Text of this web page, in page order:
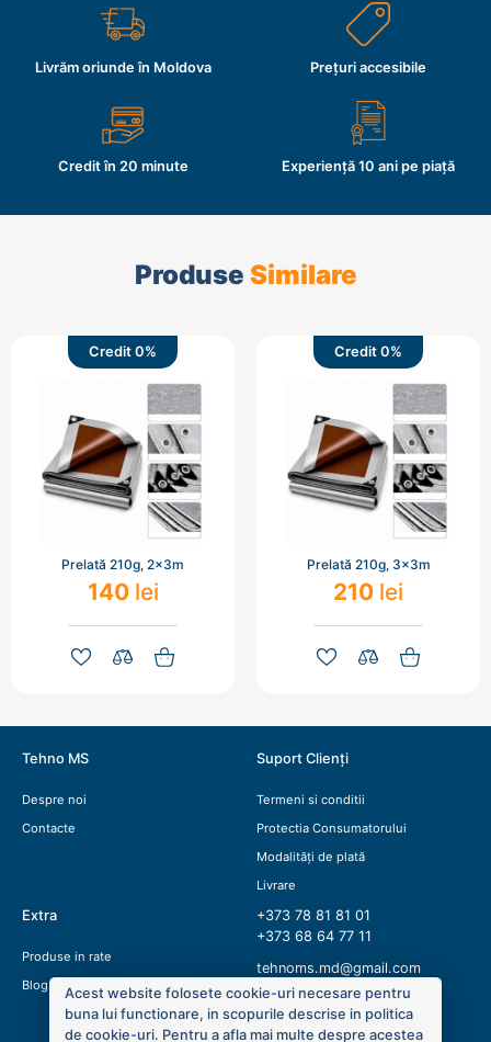
Livrăm oriunde în Moldova Prețuri accesibile
Credit în 20 minute Experiență 10 ani pe piață
Produse Similare
Credit 0%
Prelată 210g, 2x3m
140 lei
Credit 0%
Prelată 210g, 3x3m
210 lei
Tehno MS
Despre noi
Contacte
Suport Clienți
Termeni si conditii
Protectia Consumatorului
Modalități de plată
Livrare
Extra
Produse in rate
Blog
+373 78 81 81 01
+373 68 64 77 11
tehnoms.md@gmail.com
Acest website folosete cookie-uri necesare pentru
buna lui functionare, in scopurile descrise in politica
de cookie-uri. Pentru a afla mai multe despre acestea